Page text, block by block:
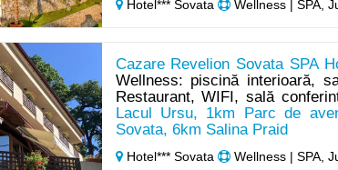
Hotel*** Sovata Wellness | SPA,
Cazare Revelion Sovata SPA
Wellness: piscină interioară,
Restaurant, WIFI, sală
Lacul Ursu, 1km Parc de
Sovata, 6km Salina Praid
Hotel*** Sovata Wellness | SPA,